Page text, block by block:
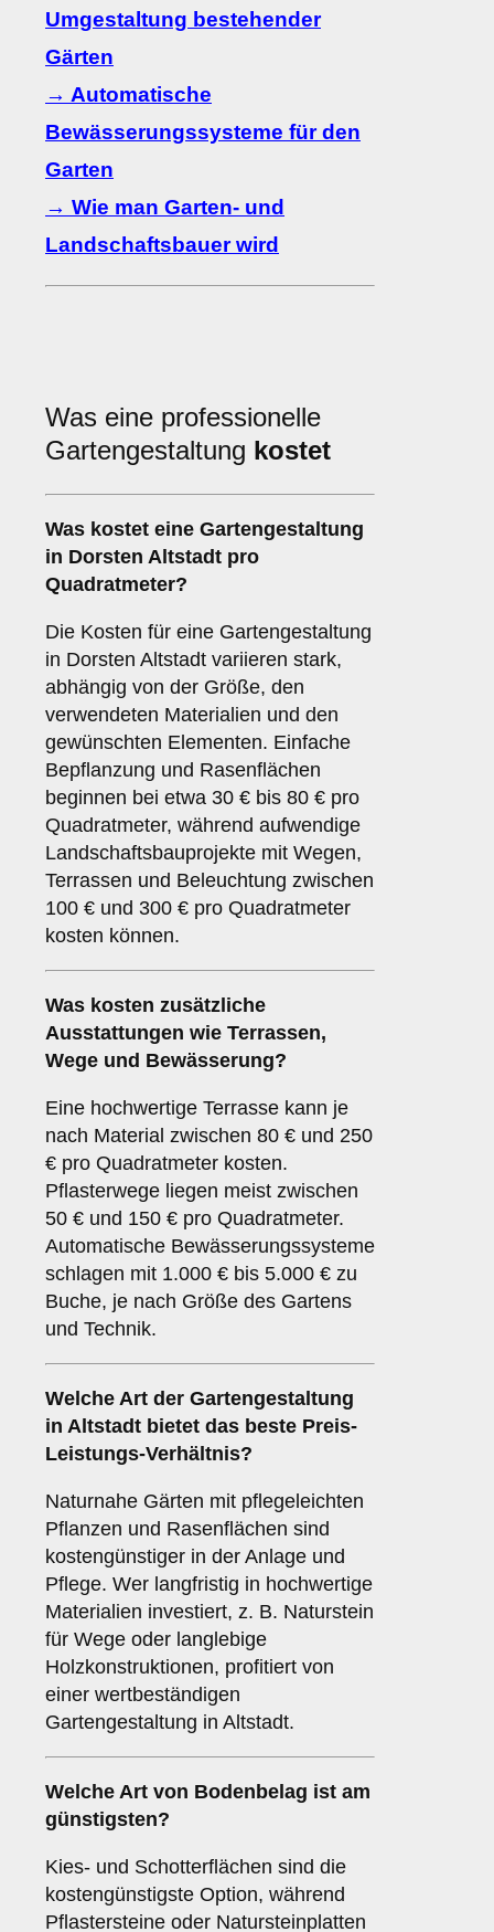
Umgestaltung bestehender
Gärten
→ Automatische
Bewässerungssysteme für den
Garten
→ Wie man Garten- und
Landschaftsbauer wird
Was eine professionelle
Gartengestaltung kostet
Was kostet eine Gartengestaltung
in Dorsten Altstadt pro
Quadratmeter?
Die Kosten für eine Gartengestaltung
in Dorsten Altstadt variieren stark,
abhängig von der Größe, den
verwendeten Materialien und den
gewünschten Elementen. Einfache
Bepflanzung und Rasenflächen
beginnen bei etwa 30 € bis 80 € pro
Quadratmeter, während aufwendige
Landschaftsbauprojekte mit Wegen,
Terrassen und Beleuchtung zwischen
100 € und 300 € pro Quadratmeter
kosten können.
Was kosten zusätzliche
Ausstattungen wie Terrassen,
Wege und Bewässerung?
Eine hochwertige Terrasse kann je
nach Material zwischen 80 € und 250
€ pro Quadratmeter kosten.
Pflasterwege liegen meist zwischen
50 € und 150 € pro Quadratmeter.
Automatische Bewässerungssysteme
schlagen mit 1.000 € bis 5.000 € zu
Buche, je nach Größe des Gartens
und Technik.
Welche Art der Gartengestaltung
in Altstadt bietet das beste Preis-
Leistungs-Verhältnis?
Naturnahe Gärten mit pflegeleichten
Pflanzen und Rasenflächen sind
kostengünstiger in der Anlage und
Pflege. Wer langfristig in hochwertige
Materialien investiert, z. B. Naturstein
für Wege oder langlebige
Holzkonstruktionen, profitiert von
einer wertbeständigen
Gartengestaltung in Altstadt.
Welche Art von Bodenbelag ist am
günstigsten?
Kies- und Schotterflächen sind die
kostengünstigste Option, während
Pflastersteine oder Natursteinplatten